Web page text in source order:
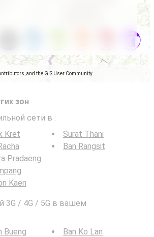
and the GIS User Community
зон
сети в :
Kret
Pradaeng
Kaen
Surat Thani
Ban Rangsit
3G / 4G / 5G в вашем
Bueng
Ban Ko Lan